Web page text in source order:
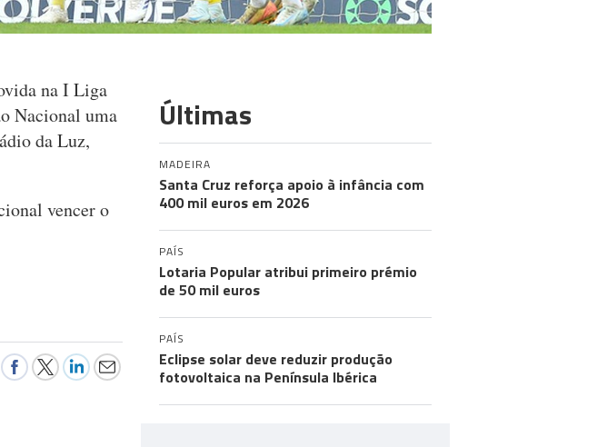
na I Liga
Nacional uma
da Luz,
vencer o
Últimas
MADEIRA
Santa Cruz reforça apoio à infância com
400 mil euros em 2026
PAÍS
Lotaria Popular atribui primeiro prémio
de 50 mil euros
PAÍS
Eclipse solar deve reduzir produção
fotovoltaica na Península Ibérica